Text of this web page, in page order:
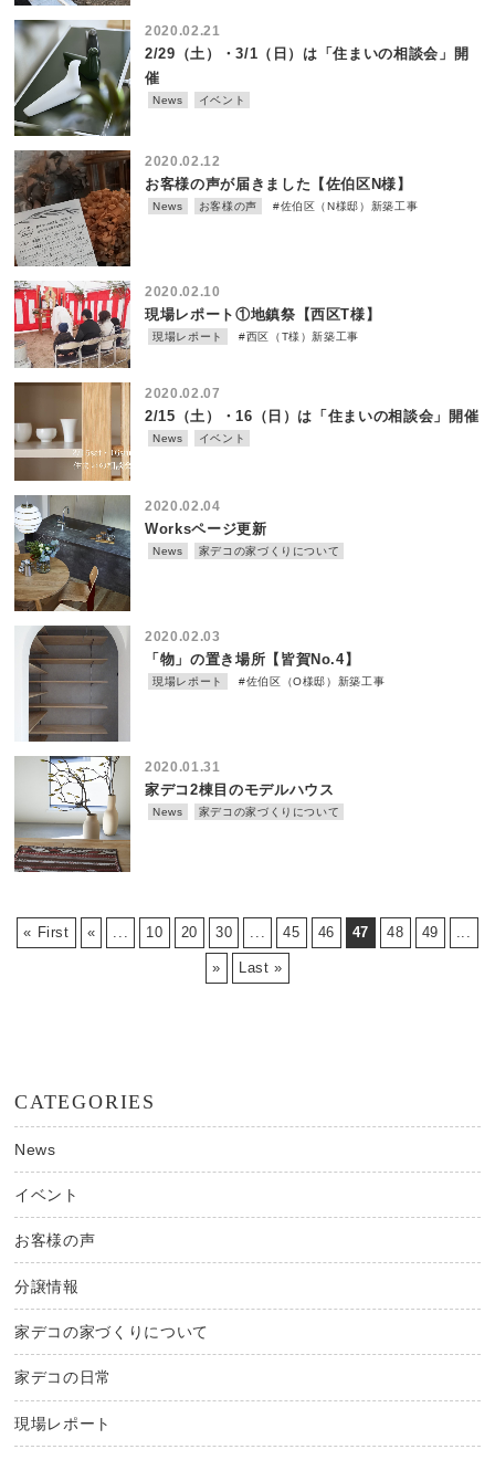
2020.02.21
2/29（土）・3/1（日）は「住まいの相談会」開
催
News イベント
2020.02.12
お客様の声が届きました【佐伯区N様】
News お客様の声 #佐伯区（N様邸）新築工事
2020.02.10
現場レポート①地鎮祭【西区T様】
現場レポート #西区（T様）新築工事
2020.02.07
2/15（土）・16（日）は「住まいの相談会」開催
News イベント
2020.02.04
Worksページ更新
News 家デコの家づくりについて
2020.02.03
「物」の置き場所【皆賀No.4】
現場レポート #佐伯区（O様邸）新築工事
2020.01.31
家デコ2棟目のモデルハウス
News 家デコの家づくりについて
« First « ... 10 20 30 ... 45 46 47 48 49 ...
» Last »
CATEGORIES
News
イベント
お客様の声
分譲情報
家デコの家づくりについて
家デコの日常
現場レポート